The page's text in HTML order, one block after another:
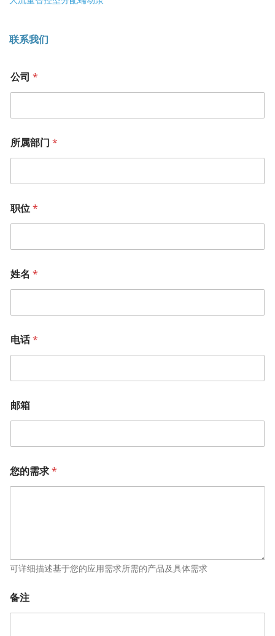
联系我们
公司 *
所属部门 *
职位*
姓名 *
电话*
邮箱
您的需求*
可详细描述基于您的应用需求所需的产品及具体需求
备注